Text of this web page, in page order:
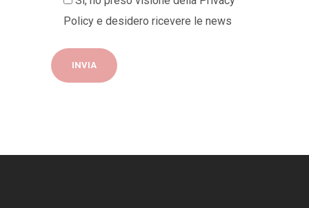
Policy e desidero ricevere le news